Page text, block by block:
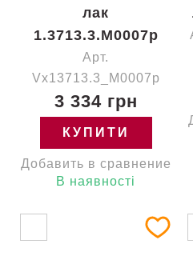
лак
1.3713.3.M0007p
Арт.
Vx13713.3_M0007p
3 334 грн
КУПИТИ
Добавить в сравнение
В наявності